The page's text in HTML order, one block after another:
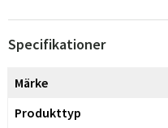
Specifikationer
Märke
Produkttyp